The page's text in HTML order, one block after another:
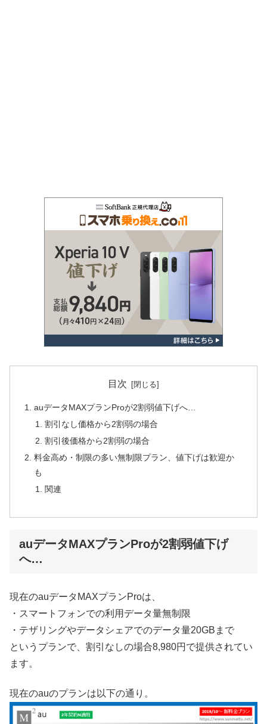
目次
auデータMAXプランProが2割弱値下げへ…
割引なし価格から2割弱の場合
割引後価格から2割弱の場合
料金高め・制限の多い無制限プラン、値下げは歓迎か
も
関連
auデータMAXプランProが2割弱値下げ
へ…
現在のauデータMAXプランProは、
・スマートフォンでの利用データ量無制限
・テザリングやデータシェアでのデータ量20GBまで
というプランで、割引なしの場合8,980円で提供されてい
ます。
現在のauのプランは以下の通り。